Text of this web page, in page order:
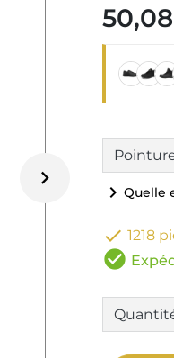

chevron_right Quelle
 1218
check_circle